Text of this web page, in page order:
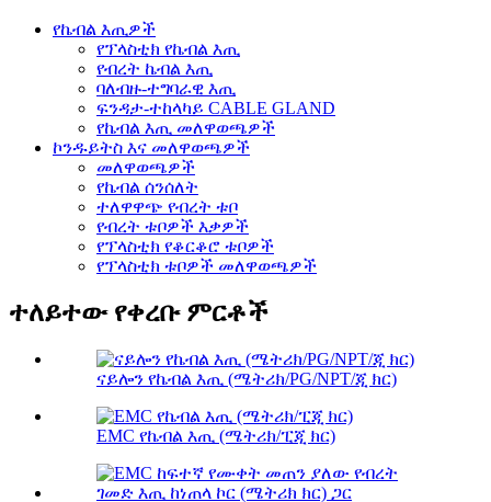
የኬብል እጢዎች
የፕላስቲክ የኬብል እጢ
የብረት ኬብል እጢ
ባለብዙ-ተግባራዊ እጢ
ፍንዳታ-ተከላካይ CABLE GLAND
የኬብል እጢ መለዋወጫዎች
ኮንዱይትስ እና መለዋወጫዎች
መለዋወጫዎች
የኬብል ሰንሰለት
ተለዋዋጭ የብረት ቱቦ
የብረት ቱቦዎች እቃዎች
የፕላስቲክ የቆርቆሮ ቱቦዎች
የፕላስቲክ ቱቦዎች መለዋወጫዎች
ተለይተው የቀረቡ ምርቶች
ናይሎን የኬብል እጢ (ሜትሪክ/PG/NPT/ጂ ክር)
EMC የኬብል እጢ (ሜትሪክ/ፒጂ ክር)